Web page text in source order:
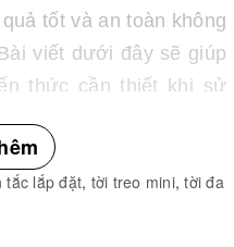
tốt và an toàn không
viết dưới đây sẽ giúp
​​thức cần thiết khi sử
đặt máy tời
dụng tời điện
tắc lắp đặt, tời treo mini,tời đa